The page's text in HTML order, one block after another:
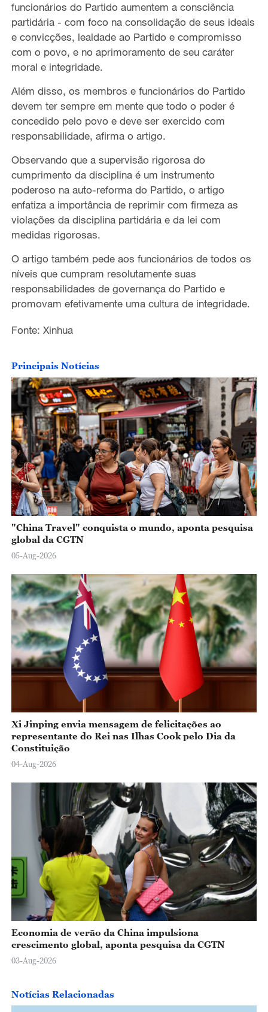
funcionários do Partido aumentem a consciência
partidária - com foco na consolidação de seus ideais
e convicções, lealdade ao Partido e compromisso
com o povo, e no aprimoramento de seu caráter
moral e integridade.
Além disso, os membros e funcionários do Partido
devem ter sempre em mente que todo o poder é
concedido pelo povo e deve ser exercido com
responsabilidade, afirma o artigo.
Observando que a supervisão rigorosa do
cumprimento da disciplina é um instrumento
poderoso na auto-reforma do Partido, o artigo
enfatiza a importância de reprimir com firmeza as
violações da disciplina partidária e da lei com
medidas rigorosas.
O artigo também pede aos funcionários de todos os
níveis que cumpram resolutamente suas
responsabilidades de governança do Partido e
promovam efetivamente uma cultura de integridade.
Fonte: Xinhua
Principais Notícias
"China Travel" conquista o mundo, aponta pesquisa
global da CGTN
05-Aug-2026
Xi Jinping envia mensagem de felicitações ao
representante do Rei nas Ilhas Cook pelo Dia da
Constituição
04-Aug-2026
Economia de verão da China impulsiona
crescimento global, aponta pesquisa da CGTN
03-Aug-2026
Notícias Relacionadas